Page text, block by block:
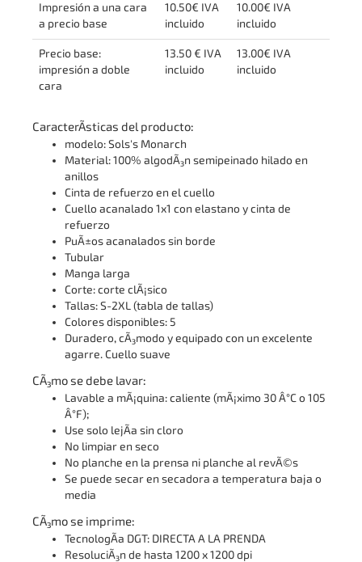
Impresión a una cara
a precio base
10.50€ IVA
incluido
10.00€ IVA
incluido
Precio base:
impresión a doble
cara
13.50 € IVA
incluido
13.00€ IVA
incluido
CaracterÃ­sticas del producto:
modelo: Sols's Monarch
Material: 100% algodÃ³n semipeinado hilado en
anillos
Cinta de refuerzo en el cuello
Cuello acanalado 1x1 con elastano y cinta de
refuerzo
PuÃ±os acanalados sin borde
Tubular
Manga larga
Corte: corte clÃ¡sico
Tallas: S-2XL (tabla de tallas)
Colores disponibles: 5
Duradero, cÃ³modo y equipado con un excelente
agarre. Cuello suave
CÃ³mo se debe lavar:
Lavable a mÃ¡quina: caliente (mÃ¡ximo 30 Â°C o 105
Â°F);
Use solo lejÃ­a sin cloro
No limpiar en seco
No planche en la prensa ni planche al revÃ©s
Se puede secar en secadora a temperatura baja o
media
CÃ³mo se imprime:
TecnologÃ­a DGT: DIRECTA A LA PRENDA
ResoluciÃ³n de hasta 1200 x 1200 dpi